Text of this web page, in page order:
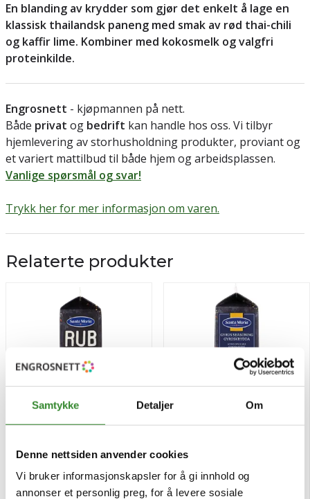
Samtykke Detaljer Om
Denne nettsiden anvender cookies
Vi bruker informasjonskapsler for å gi innhold og
annonser et personlig preg, for å levere sosiale
En blanding av krydder som gjør det enkelt å lage en
klassisk thailandsk paneng med smak av rød thai-chili
og kaffir lime. Kombiner med kokosmelk og valgfri
proteinkilde.
Engrosnett - kjøpmannen på nett.
Både privat og bedrift kan handle hos oss. Vi tilbyr
hjemlevering av storhusholdning produkter, proviant og
et variert mattilbud til både hjem og arbeidsplassen.
Vanlige spørsmål og svar!
Trykk her for mer informasjon om varen.
Relaterte produkter
Bbq rub steakhouse 565g
Pris
kr 138,67 /stk
Gyros spice mix 590g
Pris
kr 144,36 /stk